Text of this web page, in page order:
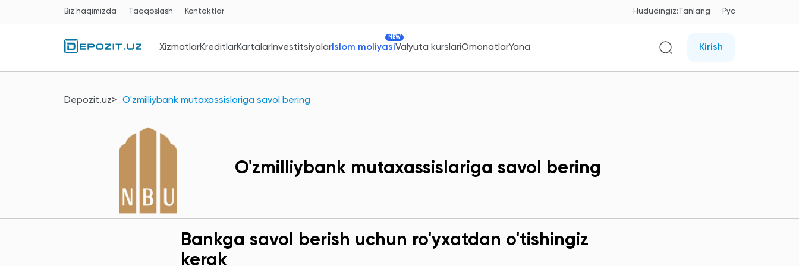
Biz haqimizda Taqqoslash Kontaktlar Hududingiz:Tanlang Рус
XizmatlarKreditlarKartalarInvestitsiyalarIslom moliyasi
NEW
Valyuta kurslariOmonatlarYana Kirish
Depozit.uz O'zmilliybank mutaxassislariga savol bering
O'zmilliybank mutaxassislariga savol bering
Bankga savol berish uchun ro'yxatdan o'tishingiz
kerak